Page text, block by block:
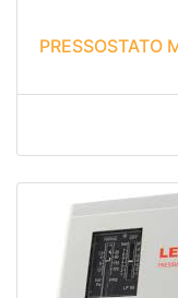
PRESSOSTATO